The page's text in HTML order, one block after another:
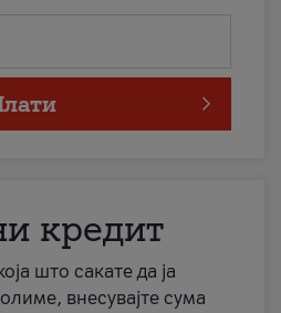
кредит
што сакате да ја
внесувајте сума